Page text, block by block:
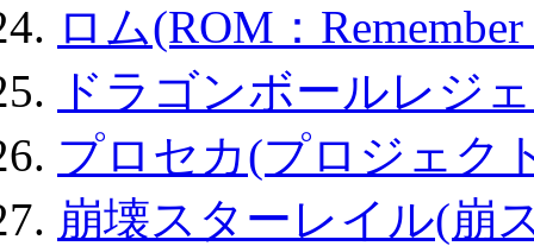
ロム(ROM：
ドラゴンボールレジ
プロセカ(プロジェク
崩壊スターレイル(崩